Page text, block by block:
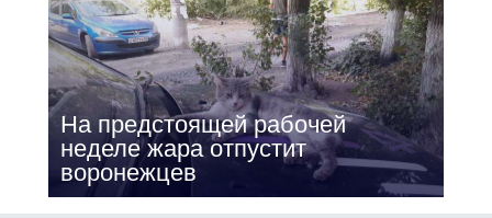
На предстоящей рабочей
неделе жара отпустит
воронежцев